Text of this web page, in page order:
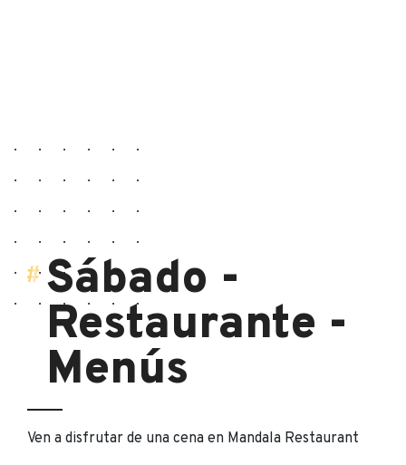
Sábado -
Restaurante -
Menús
Ven a disfrutar de una cena en Mandala Restaurant